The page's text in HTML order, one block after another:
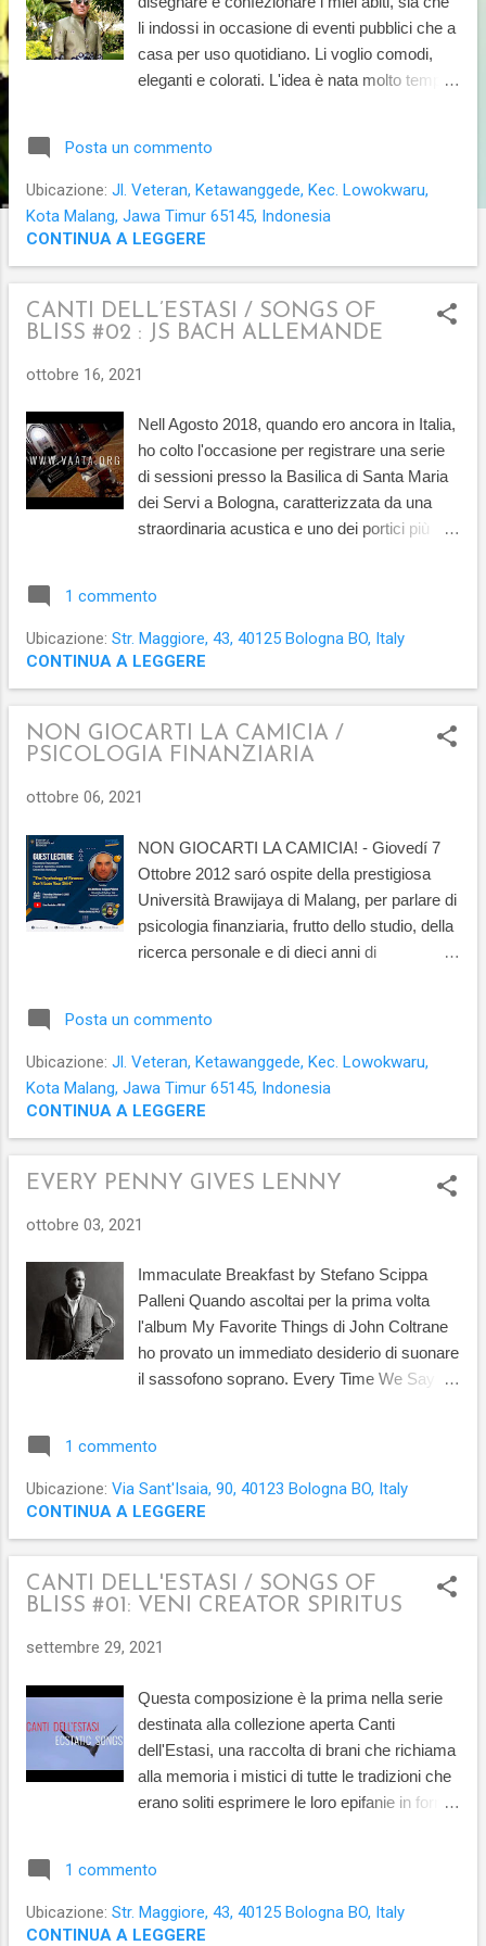
li indossi in occasione di eventi pubblici che a
casa per uso quotidiano. Li voglio comodi,
eleganti e colorati. L'idea è nata molto tempo
"Sulla seconda pelle". Quello che scegliamo
di indossare ogni giorno è più di un semplice
vestito: è come una pelle che contribuisce a
plasmare la natura della nostra identità
sociale. Nella società contemporanea questi
canoni estetici sono dettati dalle tendenze
della moda commerciale che cancella la
personalità individuale in favore dalle
necessità della produzione industriale.
dai precetti della moda di massa che impone
un'identità ristretta. Possiamo quindi forgiare
la nostra immagine creando i nostri vestiti
come in un gioco di bambini e fare davvero
della nostra vita un'espressione creativa.
Posta un commento
Ubicazione: Jl. Veteran, Ketawanggede, Kec. Lowokwaru,
Kota Malang, Jawa Timur 65145, Indonesia
CONTINUA A LEGGERE
CANTI DELL’ESTASI / SONGS OF
BLISS #02 : JS BACH ALLEMANDE
ottobre 16, 2021
Nell Agosto 2018, quando ero ancora in Italia,
ho colto l'occasione per registrare una serie
di sessioni presso la Basilica di Santa Maria
dei Servi a Bologna, caratterizzata da una
straordinaria acustica e uno dei portici più
sarebbero poi diventate parte della collezione
aperta Contemporary Raga utilizzando
soltanto due smartphone e una registratore
digitale. Ho deciso di sfruttare l'atmosfera
anche per documentare alcuni brani classici
a cui lavoravo da tempo, per lo più arie di
epoca barocca che si adattavano bene al
luogo. Tra queste una selezione di movimenti
JS Bach e adattate per sassofono soprano,
come questa Allemanda che apre la Seconda
Partita in Re minore . Ho deciso in seguito di
inserirlo nella raccolta aperta Canti
Dell'Estasi per la particolare natura del
1 commento
Ubicazione: Str. Maggiore, 43, 40125 Bologna BO, Italy
CONTINUA A LEGGERE
NON GIOCARTI LA CAMICIA /
PSICOLOGIA FINANZIARIA
ottobre 06, 2021
NON GIOCARTI LA CAMICIA! - Giovedí 7
Ottobre 2012 saró ospite della prestigiosa
Università Brawijaya di Malang, per parlare di
psicologia finanziaria, frutto dello studio, della
ricerca personale e di dieci anni di
risparmiatori di tutti i livelli. Come funzionano
le emozioni e la neurochimica quando siamo
coinvolti in un Investimento? Quali sono i
comportamenti da evitare e qual'è la corretta
condotta per non incorrere in ingenti perdite?
Una panoramica con approfondimenti per
non cadere nella dipendenza da gioco ed
inglese sul canale YouTube dell'Università
Brawijaya, partecipazione gratuita in diretta
alle ore 9.30 ora indonesiana (GTM+7).
Posta un commento
Ubicazione: Jl. Veteran, Ketawanggede, Kec. Lowokwaru,
Kota Malang, Jawa Timur 65145, Indonesia
CONTINUA A LEGGERE
EVERY PENNY GIVES LENNY
ottobre 03, 2021
Immaculate Breakfast by Stefano Scippa
Palleni Quando ascoltai per la prima volta
l'album My Favorite Things di John Coltrane
ho provato un immediato desiderio di suonare
il sassofono soprano. Every Time We Say
soprano. Nel 2012, quando ho registrato il
mio album in solo Immaculate Breakfast ,
nella cappella dell'Ex-Roncati a Bologna, ho
deciso di pubblicare la mia versione di quello
stesso brano filtrata attraverso una profonda
rielaborazione insieme all'esperienza di molti
anni di pratica e dedizione. Oggi,
riascoltando la registrazione a quasi dieci
conseguito un mio stile personale, lasciando
emergere una identità artistica capace però di
conservare lo spirito originale della canzone.
Ci sono persone nel mondo che possono
cambiare il corso della tua vita e farti
1 commento
Ubicazione: Via Sant'Isaia, 90, 40123 Bologna BO, Italy
CONTINUA A LEGGERE
CANTI DELL'ESTASI / SONGS OF
BLISS #01: VENI CREATOR SPIRITUS
settembre 29, 2021
Questa composizione è la prima nella serie
destinata alla collezione aperta Canti
dell'Estasi, una raccolta di brani che richiama
alla memoria i mistici di tutte le tradizioni che
erano soliti esprimere le loro epifanie in forma
parole. La mia intenzione è rinnovare questo
sentimento attraverso un veicolo musicale
contemporaneo al di là di qualsiasi stile o
1 commento
Ubicazione: Str. Maggiore, 43, 40125 Bologna BO, Italy
CONTINUA A LEGGERE